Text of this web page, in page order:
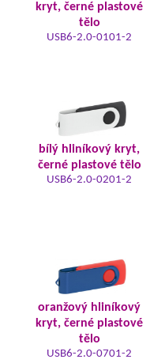
kryt, černé plastové
tělo
USB6-2.0-0101-2
bílý hliníkový kryt,
černé plastové tělo
USB6-2.0-0201-2
oranžový hliníkový
kryt, černé plastové
tělo
USB6-2.0-0701-2